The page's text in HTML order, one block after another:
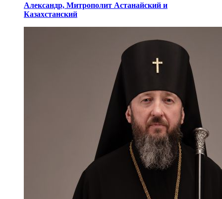
Александр, Митрополит Астанайский и
Казахстанский